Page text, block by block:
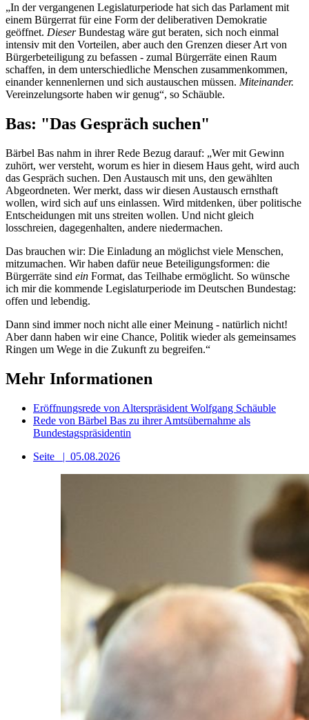
„In der vergangenen Legislaturperiode hat sich das Parlament mit
einem Bürgerrat für eine Form der deliberativen Demokratie
geöffnet. DieserBundestag wäre gut beraten, sich noch einmal
intensiv mit den Vorteilen, aber auch den Grenzen dieser Art von
Bürgerbeteiligung zu befassen - zumal Bürgerräte einen Raum
schaffen, in dem unterschiedliche Menschen zusammenkommen,
einander kennenlernen und sich austauschen müssen. Miteinander.
Vereinzelungsorte haben wir genug“, so Schäuble.
Bas: "Das Gespräch suchen"
Bärbel Bas nahm in ihrer Rede Bezug darauf: „Wer mit Gewinn
zuhört, wer versteht, worum es hier in diesem Haus geht, wird auch
das Gespräch suchen. Den Austausch mit uns, den gewählten
Abgeordneten. Wer merkt, dass wir diesen Austausch ernsthaft
wollen, wird sich auf uns einlassen. Wird mitdenken, über politische
Entscheidungen mit uns streiten wollen. Und nicht gleich
losschreien, dagegenhalten, andere niedermachen.
Das brauchen wir: Die Einladung an möglichst viele Menschen,
mitzumachen. Wir haben dafür neue Beteiligungsformen: die
Bürgerräte sind ein Format, das Teilhabe ermöglicht. So wünsche
ich mir die kommende Legislaturperiode im Deutschen Bundestag:
offen und lebendig.
Dann sind immer noch nicht alle einer Meinung - natürlich nicht!
Aber dann haben wir eine Chance, Politik wieder als gemeinsames
Ringen um Wege in die Zukunft zu begreifen.“
Mehr Informationen
Eröffnungsrede von Alterspräsident Wolfgang Schäuble
Rede von Bärbel Bas zu ihrer Amtsübernahme als
Bundestagspräsidentin
Seite
| 05.08.2026